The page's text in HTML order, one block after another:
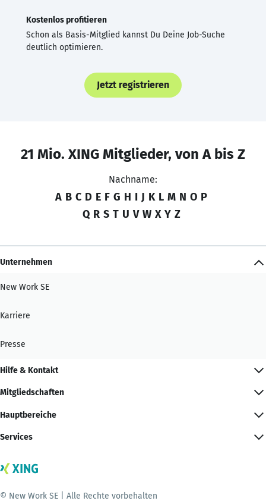
Kostenlos profitieren
Schon als Basis-Mitglied kannst Du Deine Job-Suche
deutlich optimieren.
Jetzt registrieren
21 Mio. XING Mitglieder, von A bis Z
Nachname:
A B C D E F G H I J K L M N O P
Q R S T U V W X Y Z
Unternehmen
New Work SE
Karriere
Presse
Hilfe & Kontakt
Mitgliedschaften
Hauptbereiche
Services
© New Work SE | Alle Rechte vorbehalten